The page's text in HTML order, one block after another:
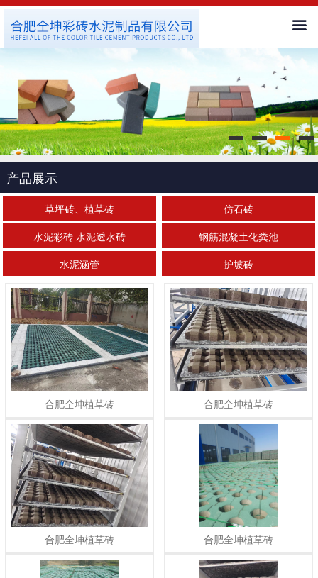
公司简介
新闻中心
客户服务
工程案例
人才招聘
联系我们
产品展示
草坪砖、植草砖
仿石砖
水泥彩砖 水泥透水砖
钢筋混凝土化粪池
水泥涵管
护坡砖
合肥全坤植草砖 合肥全坤植草砖
合肥全坤植草砖 合肥全坤植草砖